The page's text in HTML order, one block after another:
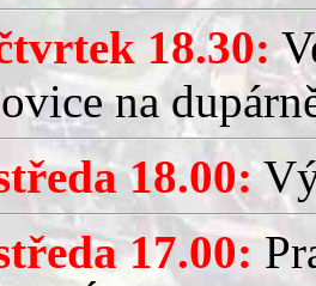
18.30:
na
18.00:
17.00: